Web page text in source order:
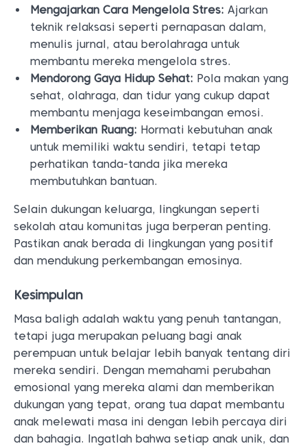
Mengajarkan Cara Mengelola Stres: Ajarkan
teknik relaksasi seperti pernapasan dalam,
menulis jurnal, atau berolahraga untuk
membantu mereka mengelola stres.
Mendorong Gaya Hidup Sehat: Pola makan yang
sehat, olahraga, dan tidur yang cukup dapat
membantu menjaga keseimbangan emosi.
Memberikan Ruang: Hormati kebutuhan anak
untuk memiliki waktu sendiri, tetapi tetap
perhatikan tanda-tanda jika mereka
membutuhkan bantuan.
Selain dukungan keluarga, lingkungan seperti
sekolah atau komunitas juga berperan penting.
Pastikan anak berada di lingkungan yang positif
dan mendukung perkembangan emosinya.
Kesimpulan
Masa baligh adalah waktu yang penuh tantangan,
tetapi juga merupakan peluang bagi anak
perempuan untuk belajar lebih banyak tentang diri
mereka sendiri. Dengan memahami perubahan
emosional yang mereka alami dan memberikan
dukungan yang tepat, orang tua dapat membantu
anak melewati masa ini dengan lebih percaya diri
dan bahagia. Ingatlah bahwa setiap anak unik, dan